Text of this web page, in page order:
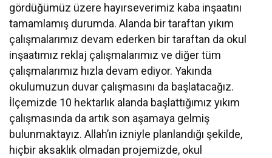
gördüğümüz üzere hayırseverimiz kaba inşaatını
tamamlamış durumda. Alanda bir taraftan yıkım
çalışmalarımız devam ederken bir taraftan da okul
inşaatımız reklaj çalışmalarımız ve diğer tüm
çalışmalarımız hızla devam ediyor. Yakında
okulumuzun duvar çalışmasını da başlatacağız.
İlçemizde 10 hektarlık alanda başlattığımız yıkım
çalışmasında da artık son aşamaya gelmiş
bulunmaktayız. Allah’ın izniyle planlandığı şekilde,
hiçbir aksaklık olmadan projemizde, okul